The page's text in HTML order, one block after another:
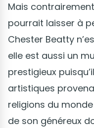
Mais
pourrait laisser à
Chester Beatty
elle est aussi un
prestigieux
artistiques
religions du
de son généreux